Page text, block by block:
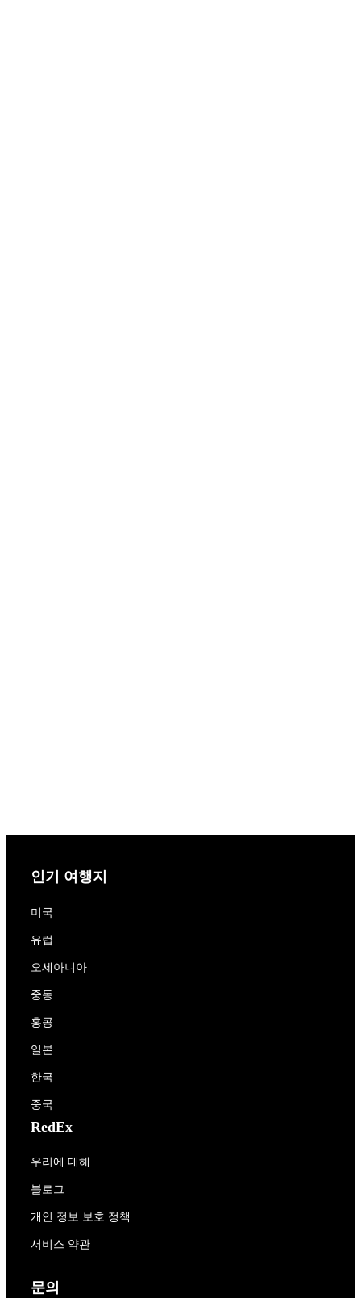
인기 여행지
미국
유럽
오세아니아
중동
홍콩
일본
한국
중국
RedEx
우리에 대해
블로그
개인 정보 보호 정책
서비스 약관
문의